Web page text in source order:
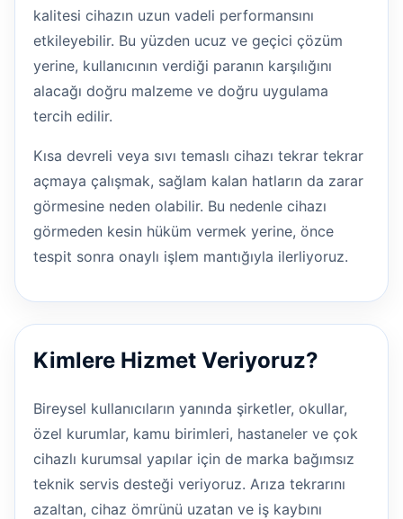
kalitesi cihazın uzun vadeli performansını
etkileyebilir. Bu yüzden ucuz ve geçici çözüm
yerine, kullanıcının verdiği paranın karşılığını
alacağı doğru malzeme ve doğru uygulama
tercih edilir.
Kısa devreli veya sıvı temaslı cihazı tekrar tekrar
açmaya çalışmak, sağlam kalan hatların da zarar
görmesine neden olabilir. Bu nedenle cihazı
görmeden kesin hüküm vermek yerine, önce
tespit sonra onaylı işlem mantığıyla ilerliyoruz.
Kimlere Hizmet Veriyoruz?
Bireysel kullanıcıların yanında şirketler, okullar,
özel kurumlar, kamu birimleri, hastaneler ve çok
cihazlı kurumsal yapılar için de marka bağımsız
teknik servis desteği veriyoruz. Arıza tekrarını
azaltan, cihaz ömrünü uzatan ve iş kaybını